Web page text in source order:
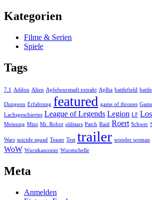
Kategorien
Filme & Serien
Spiele
Tags
7.1 Addon Alien Apfelwurstsaft extrakt Aplha battlefield
Dungeon Erfahrung featured game of thrones
Lachsgeschiertes League of Legends Legion LF
Meinung Mini Mr. Robot oldstars Patch Raid Roert Schwer
Wars suicide squad Teaser Test trailer wonder woman
WoW Wurstkanonier Wurstschelle
Meta
Anmelden